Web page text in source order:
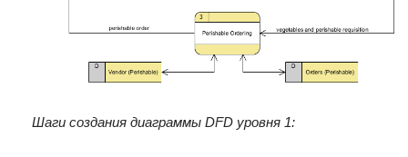
Шаги создания диаграммы DFD уровня 1: